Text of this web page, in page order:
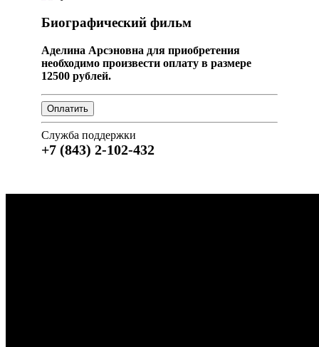
Биографический фильм
Аделина Арсэновна для приобретения
необходимо произвести оплату в размере
12500 рублей.
Служба поддержки
+7 (843) 2-102-432